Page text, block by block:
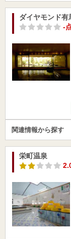
ダイヤモンド有
-
関連情報から探す
栄町温泉